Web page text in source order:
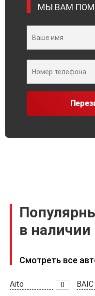
МЫ ВАМ
в наличии
Смотреть все
Aito 0 BAIC